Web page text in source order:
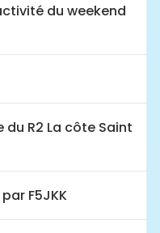
du weekend
R2 La côte Saint
F5JKK